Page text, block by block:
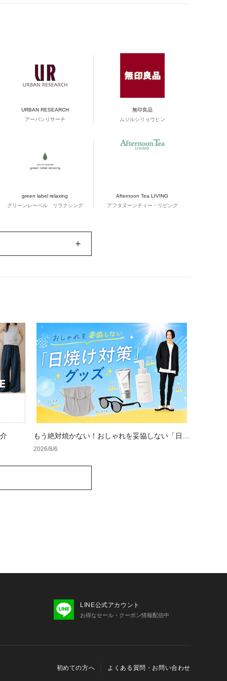
URBAN RESEARCH
アーバンリサーチ
無印良品
ムジルシリョウヒン
green label relaxing
グリーンレーベル リラクシング
Afternoon Tea LIVING
アフタヌーンティー・リビング
もう絶対焼かない！おしゃれを妥協しない「日焼
け対策」グッズ
2026/8/6
LINE公式アカウント
お得なセール・クーポン情報配信中
初めての方へ よくある質問・お問い合わせ